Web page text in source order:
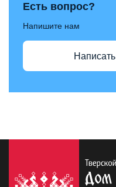
Есть вопрос?
Напишите нам
Написать